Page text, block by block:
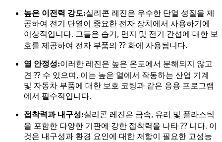
높은 이전력 강도:실리콘 레진은 우수한 단열 성질을 제
공하여 전기 단열이 중요한 전자 장치에서 사용하기에
이상적입니다. 그들은 습기, 먼지 및 전기 간섭에 대한 보
호를 제공하여 전자 부품의 ⁇ 화에 사용됩니다.
열 안정성:이러한 레진은 높은 온도에서 분해되지 않고
견 ⁇ 수 있으며, 이는 높은 열에서 작동하는 산업 기계
및 자동차 부품에 대한 보호 코팅과 같은 응용 프로그램
에서 필수적입니다.
접착력과 내구성:실리콘 레진은 금속, 유리 및 플라스틱
을 포함한 다양한 기판에 강한 접착력을 나타 ⁇ 니다. 이
것은 내구성과 환경 요인에 대한 저항이 필요한 고성능